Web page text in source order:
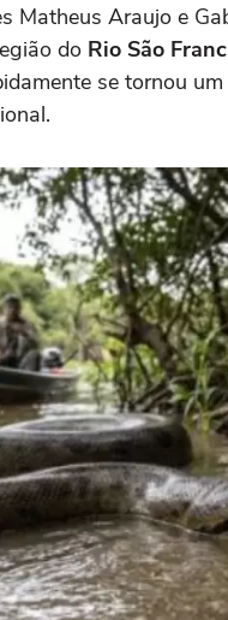
Matheus Araujo e
do Rio São
se tornou